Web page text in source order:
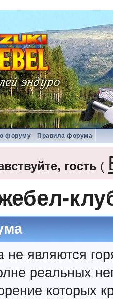
форуму Правила форума
гость (
являются
реальных
которых